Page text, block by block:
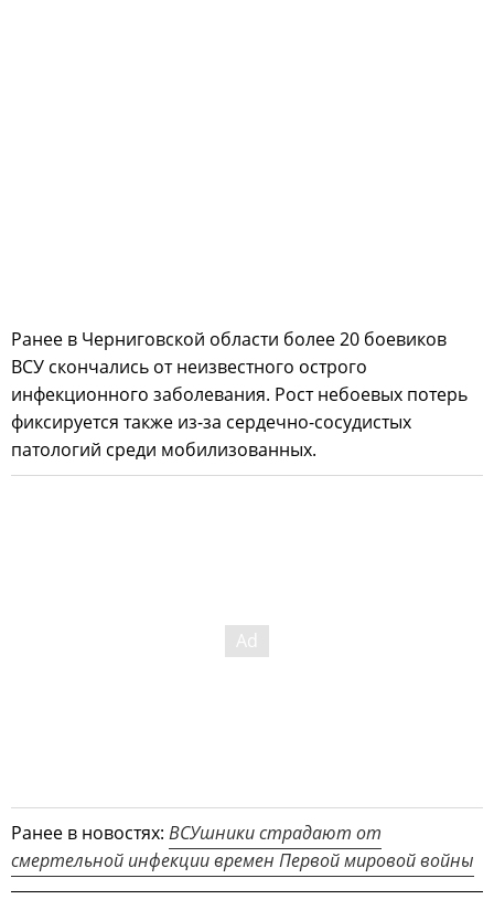
Ранее в Черниговской области более 20 боевиков
ВСУ скончались от неизвестного острого
инфекционного заболевания. Рост небоевых потерь
фиксируется также из-за сердечно-сосудистых
патологий среди мобилизованных.
Ранее в новостях: ВСУшники страдают от
смертельной инфекции времен Первой мировой войны